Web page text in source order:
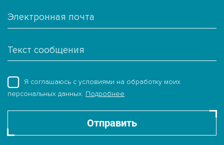
Я соглашаюсь с условиями на обработку моих
персональных данных. Подробнее.
Отправить